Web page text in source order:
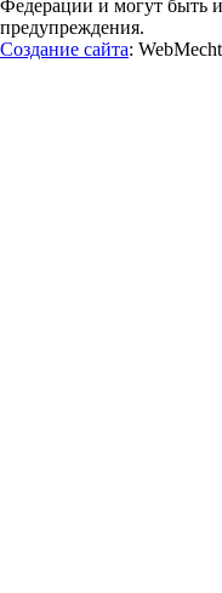
Федерации и могут быть
предупреждения.
Создание сайта: